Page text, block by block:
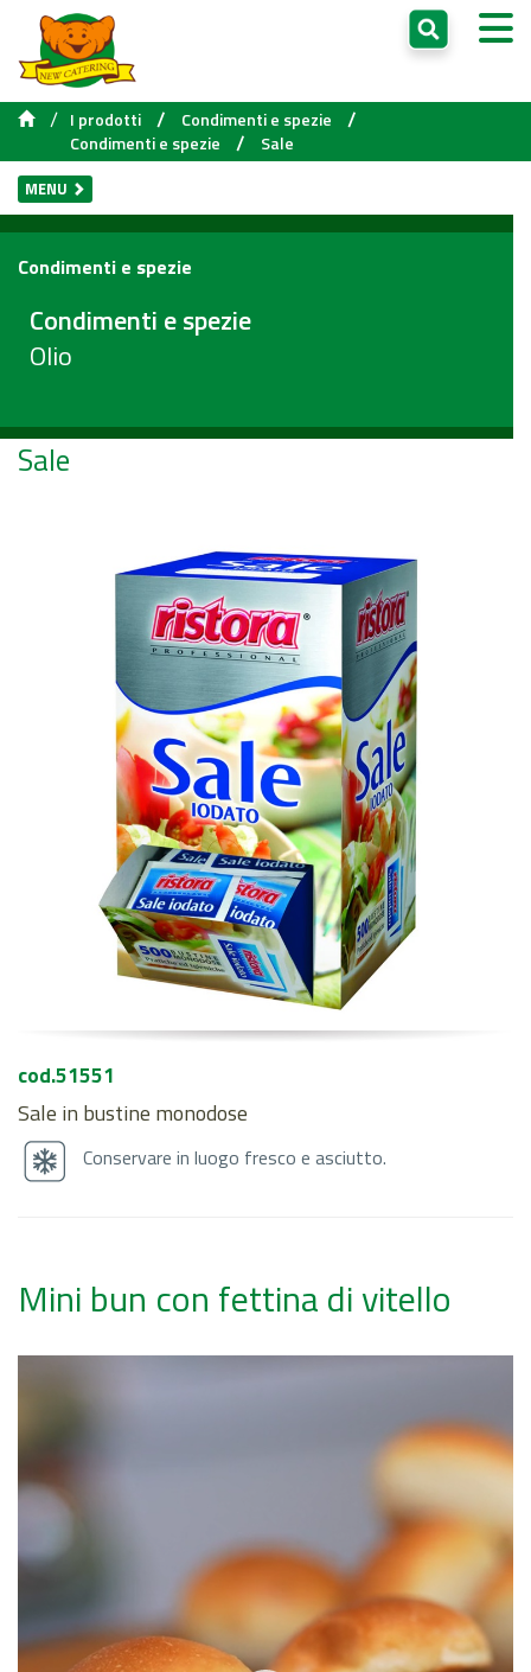
/ I prodotti / Condimenti e spezie /
Condimenti e spezie / Sale
MENU
Condimenti e spezie
Condimenti e spezie
Olio
Sale
cod.51551
Sale in bustine monodose
Conservare in luogo fresco e asciutto.
Mini bun con fettina di vitello